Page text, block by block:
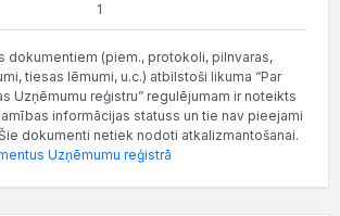
1
dokumentiem (piem., protokoli, pilnvaras,
tiesas lēmumi, u.c.) atbilstoši likuma “Par
Uzņēmumu reģistru” regulējumam ir noteikts
informācijas statuss un tie nav pieejami
dokumenti netiek nodoti atkalizmantošanai.
Uzņēmumu reģistrā